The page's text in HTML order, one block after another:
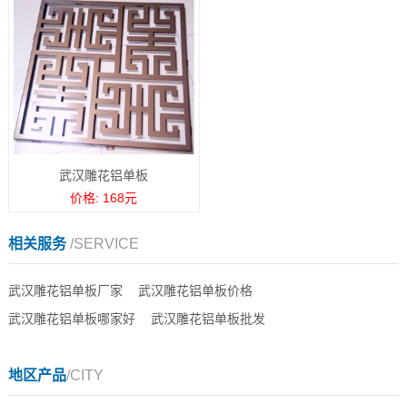
武汉雕花铝单板
价格: 168元
相关服务/SERVICE
武汉雕花铝单板厂家
武汉雕花铝单板价格
武汉雕花铝单板哪家好
武汉雕花铝单板批发
地区产品/CITY